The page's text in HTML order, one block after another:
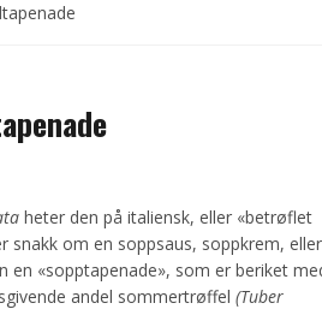
heter den på italiensk, eller «betrøflet
snakk om en soppsaus, soppkrem,
en «sopptapenade», som er beriket
andel sommertrøffel (Tuber